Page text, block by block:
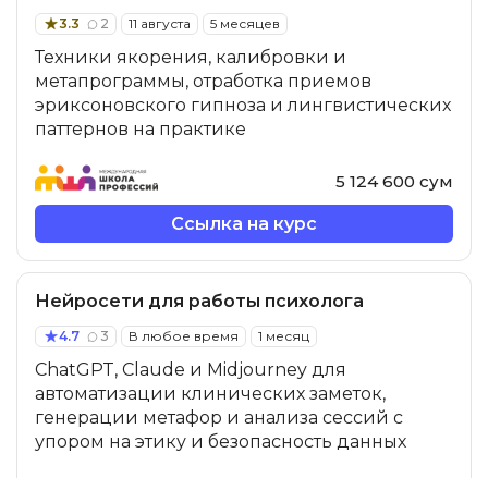
3.3 2 11 августа 5 месяцев
Техники якорения, калибровки и
метапрограммы, отработка приемов
эриксоновского гипноза и лингвистических
паттернов на практике
Ссылка на курс
5 124 600 сум
Нейросети для работы психолога
4.7 3 В любое время 1 месяц
ChatGPT, Claude и Midjourney для
автоматизации клинических заметок,
генерации метафор и анализа сессий с
упором на этику и безопасность данных